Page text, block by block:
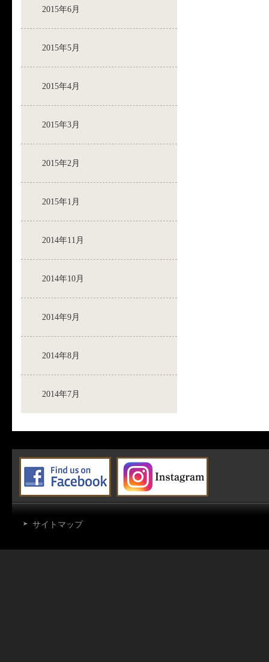
2015年6月
2015年5月
2015年4月
2015年3月
2015年2月
2015年1月
2014年11月
2014年10月
2014年9月
2014年8月
2014年7月
サイトマップ